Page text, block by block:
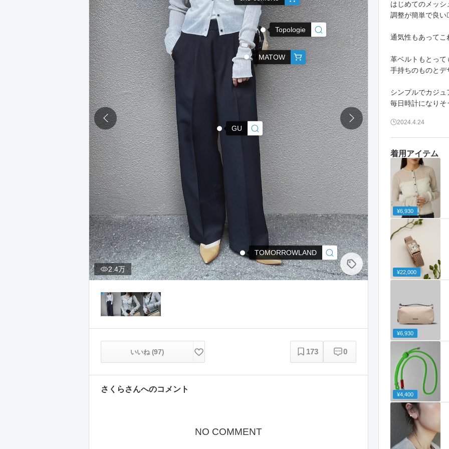
MATOW
Topologie
GU
TOMORROWLAND
2.4万
いいね (97) 173 0
さくら さんへのコメント
NO COMMENT
着用アイテム
¥6,930
¥22,000
¥6,930
¥4,400
はじめてのメッシ
調整が簡単で良い
通気性もあって
革ベルトもとって
手持ちのものとデ
シンプルでカジ
毎日時計になりそ
2024.4.24